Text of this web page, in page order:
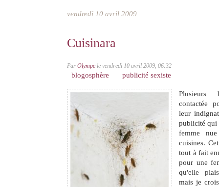
vendredi 10 avril 2009
Cuisinara
ParOlympe le vendredi 10 avril 2009, 06:32
blogosphère publicité sexiste
Plusieurs
contactée
leur
publicité qui
femme
cuisines.
tout à fait
pour une
qu'elle
mais je